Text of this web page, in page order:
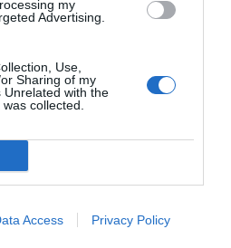
my
Advertising.
Use,
Sharing of my
Unrelated with the
collected.
Access Privacy Policy